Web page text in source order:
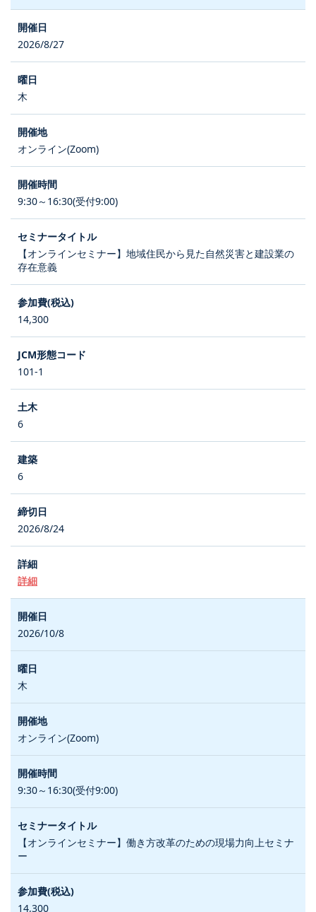
2026/8/27
木
オンライン(Zoom)
9:30～16:30(受付9:00)
【オンラインセミナー】地域住民から見た自然災害と建設業の
存在意義
14,300
101-1
6
6
2026/8/24
詳細
2026/10/8
木
オンライン(Zoom)
9:30～16:30(受付9:00)
【オンラインセミナー】働き方改革のための現場力向上セミナ
ー
14,300